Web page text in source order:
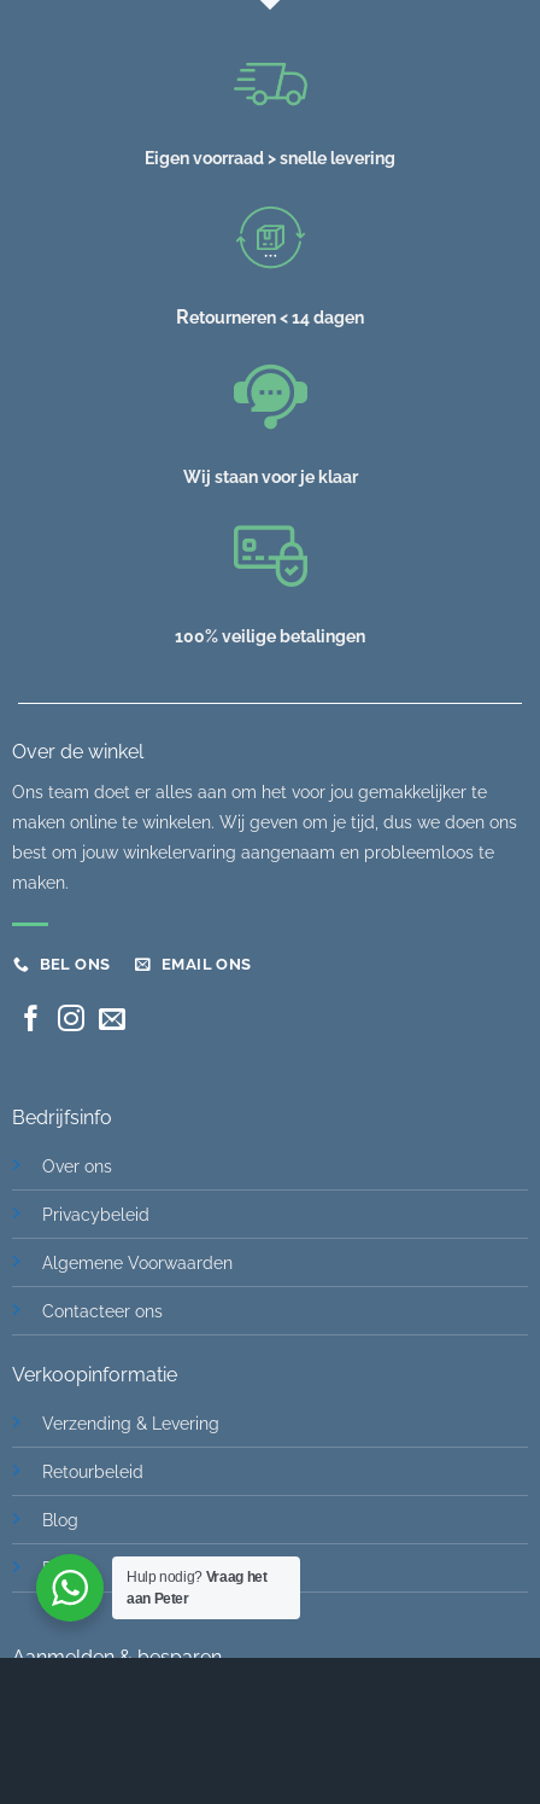
Eigen voorraad > snelle levering
Retourneren < 14 dagen
Wij staan voor je klaar
100% veilige betalingen
Over de winkel
Ons team doet er alles aan om het voor jou gemakkelijker te
maken online te winkelen. Wij geven om je tijd, dus we doen ons
best om jouw winkelervaring aangenaam en probleemloos te
maken.
BEL ONS EMAIL ONS
Bedrijfsinfo
Over ons
Privacybeleid
Algemene Voorwaarden
Contacteer ons
Verkoopinformatie
Verzending & Levering
Retourbeleid
Blog
FAQ
Aanmelden & besparen
Hulp nodig? Vraag het
aan Peter